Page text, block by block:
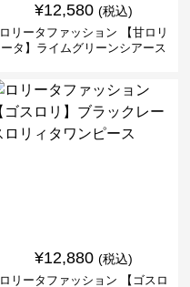
¥12,580 (税込)
ロリータファッション 【甘ロリ
ータ】ライムグリーンシアース
¥12,880 (税込)
ロリータファッション 【ゴスロ